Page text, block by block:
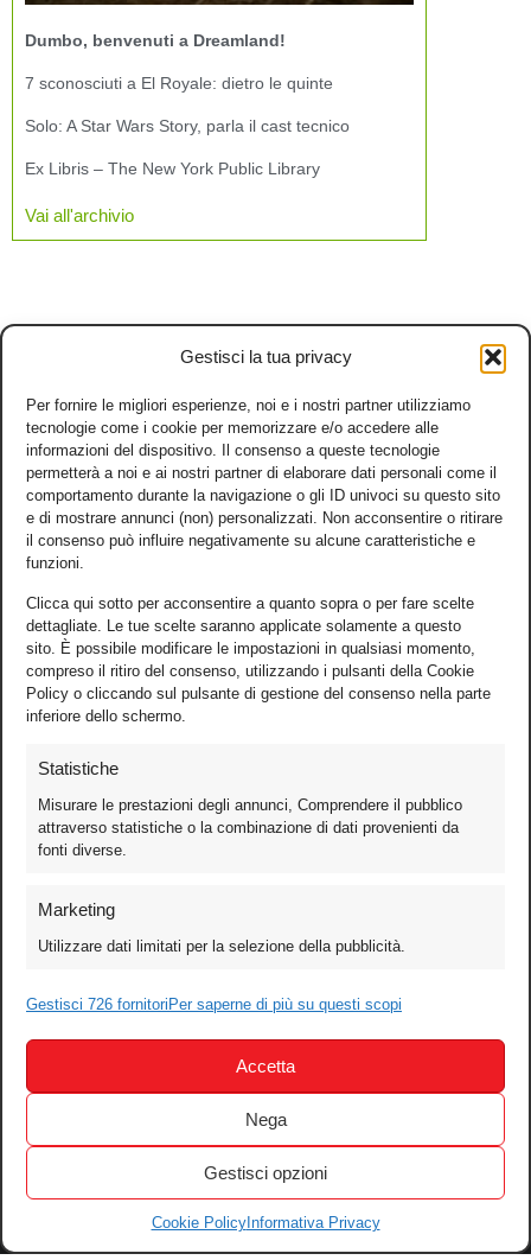
Gestisci la tua privacy
Per fornire le migliori esperienze, noi e i nostri partner utilizziamo
tecnologie come i cookie per memorizzare e/o accedere alle
informazioni del dispositivo. Il consenso a queste tecnologie
permetterà a noi e ai nostri partner di elaborare dati personali come il
comportamento durante la navigazione o gli ID univoci su questo sito
e di mostrare annunci (non) personalizzati. Non acconsentire o ritirare
il consenso può influire negativamente su alcune caratteristiche e
funzioni.
Clicca qui sotto per acconsentire a quanto sopra o per fare scelte
dettagliate. Le tue scelte saranno applicate solamente a questo
sito. È possibile modificare le impostazioni in qualsiasi momento,
compreso il ritiro del consenso, utilizzando i pulsanti della Cookie
Policy o cliccando sul pulsante di gestione del consenso nella parte
inferiore dello schermo.
Statistiche
Misurare le prestazioni degli annunci, Comprendere il pubblico
attraverso statistiche o la combinazione di dati provenienti da
fonti diverse.
Marketing
Utilizzare dati limitati per la selezione della pubblicità.
Gestisci 726 fornitori Per saperne di più su questi scopi
Accetta
Nega
Gestisci opzioni
Cookie PolicyInformativa Privacy
Dumbo, benvenuti a Dreamland!
7 sconosciuti a El Royale: dietro le quinte
Solo: A Star Wars Story, parla il cast tecnico
Ex Libris – The New York Public Library
Vai all'archivio
Games
Test
Audio
Festival & Concorsi
Iscriviti alla newsletter